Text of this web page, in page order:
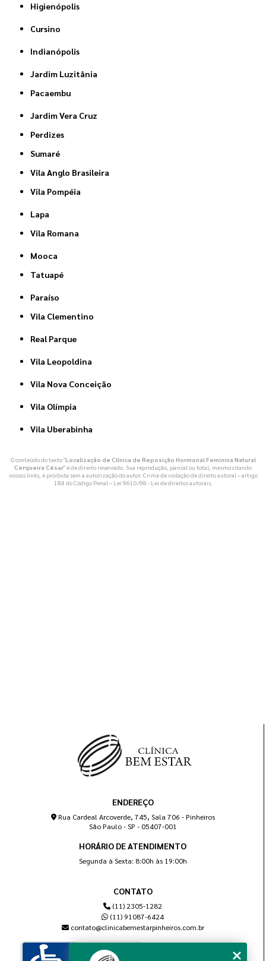
Higienópolis
Cursino
Indianópolis
Jardim Luzitânia
Pacaembu
Jardim Vera Cruz
Perdizes
Sumaré
Vila Anglo Brasileira
Vila Pompéia
Lapa
Vila Romana
Mooca
Tatuapé
Paraíso
Vila Clementino
Real Parque
Vila Leopoldina
Vila Nova Conceição
Vila Olímpia
Vila Uberabinha
O conteúdo do texto "Localização de Clínica de Reposição Hormonal Feminina Natural
Cerqueira César" é de direito reservado. Sua reprodução, parcial ou total, mesmo citando
nossos links, é proibida sem a autorização do autor. Crime de violação de direito autoral – artigo
184 do Código Penal – Lei 9610/98 - Lei de direitos autorais.
ENDEREÇO
Rua Cardeal Arcoverde, 745, Sala 706 - Pinheiros
São Paulo - SP - 05407-001
HORÁRIO DE ATENDIMENTO
Segunda à Sexta: 8:00h às 19:00h
CONTATO
(11) 2305-1282
(11) 91087-6424
contato@clinicabemestarpinheiros.com.br